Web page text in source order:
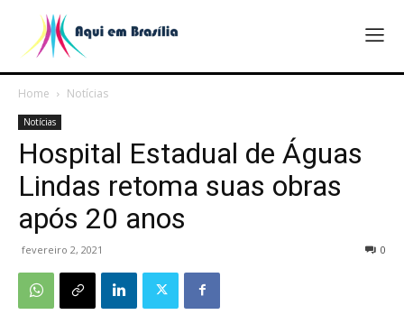
Home Notícias
Notícias
Hospital Estadual de Águas
Lindas retoma suas obras
após 20 anos
fevereiro 2, 2021 0